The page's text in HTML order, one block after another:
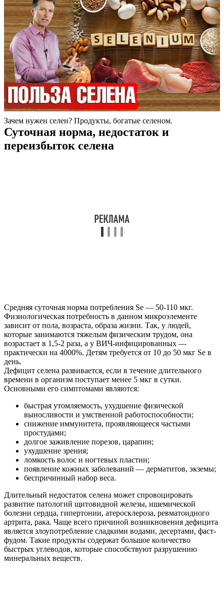
Зачем нужен селен? Продукты, богатые селеном.
Суточная норма, недостаток и
переизбыток селена
Средняя суточная норма потребления Se — 50-110 мкг.
Физиологическая потребность в данном микроэлементе
зависит от пола, возраста, образа жизни. Так, у людей,
которые занимаются тяжелым физическим трудом, она
возрастает в 1,5-2 раза, а у ВИЧ-инфицированных —
практически на 4000%. Детям требуется от 10 до 50 мкг Se в
день.
Дефицит селена развивается, если в течение длительного
времени в организм поступает менее 5 мкг в сутки.
Основными его симптомами являются:
быстрая утомляемость, ухудшение физической
выносливости и умственной работоспособности;
снижение иммунитета, проявляющееся частыми
простудами;
долгое заживление порезов, царапин;
ухудшение зрения;
ломкость волос и ногтевых пластин;
появление кожных заболеваний — дерматитов, экземы;
беспричинный набор веса.
Длительный недостаток селена может спровоцировать
развитие патологий щитовидной железы, ишемической
болезни сердца, гипертонии, атеросклероза, ревматоидного
артрита, рака. Чаще всего причиной возникновения дефицита
является злоупотребление сладкими водами, десертами, фаст-
фудом. Такие продукты содержат большое количество
быстрых углеводов, которые способствуют разрушению
минеральных веществ.